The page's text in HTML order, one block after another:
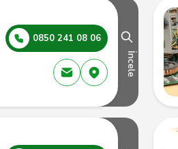
0850 241 08 06
İncele